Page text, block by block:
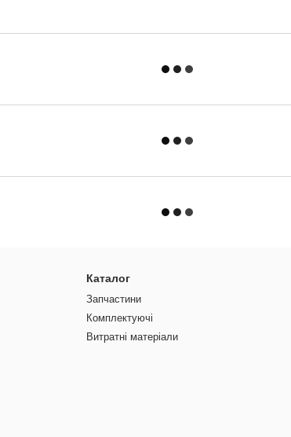
Каталог
Запчастини
Комплектуючі
Витратні матеріали